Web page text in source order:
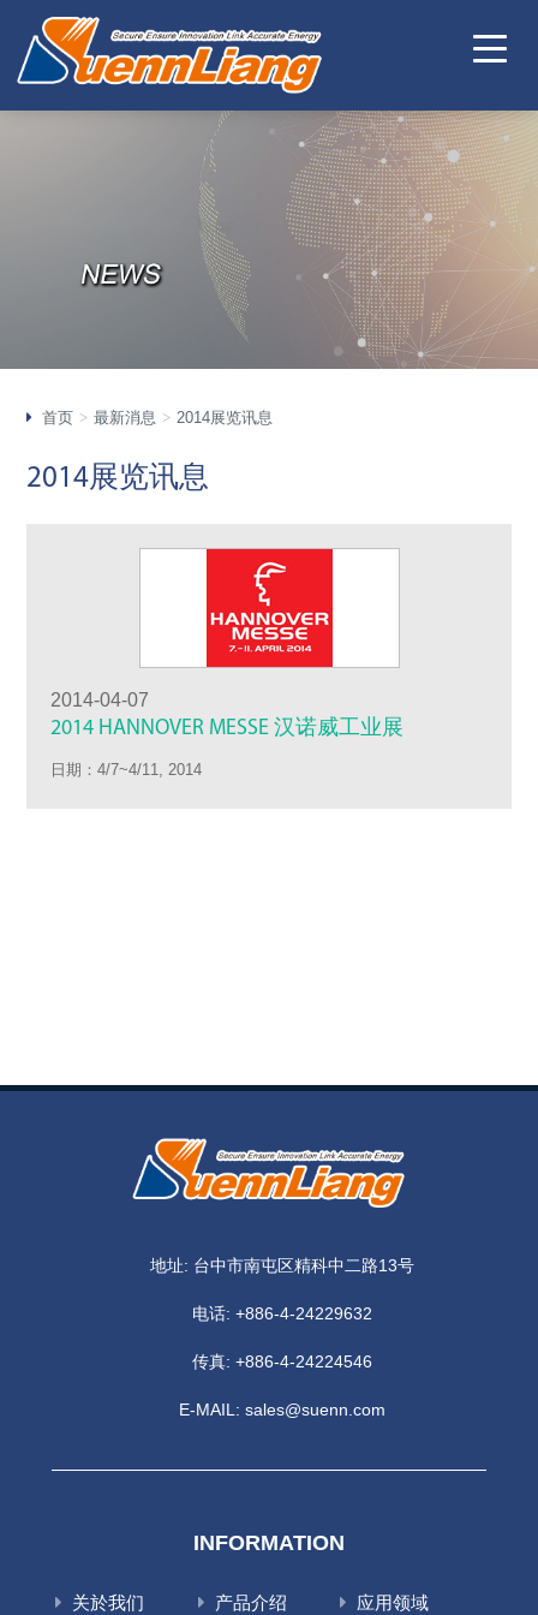
首页 最新消息 2014展览讯息
2014展览讯息
2014-04-07
2014 HANNOVER MESSE 汉诺威工业展
日期：4/7~4/11, 2014
地址: 台中市南屯区精科中二路13号
电话:+886-4-24229632
传真: +886-4-24224546
E-MAIL:sales@suenn.com
INFORMATION
关於我们 产品介绍 应用领域